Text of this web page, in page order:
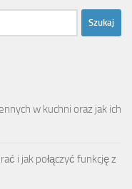
w kuchni oraz jak ich
i jak połączyć funkcję z